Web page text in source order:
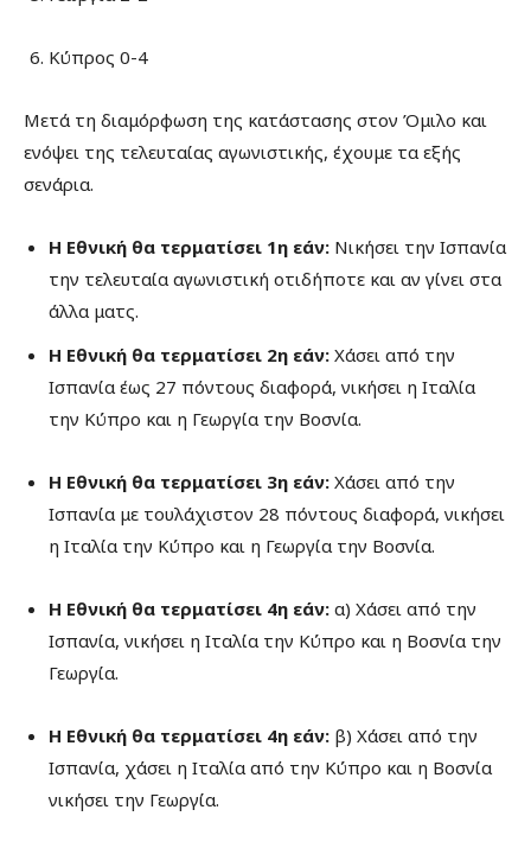
Κύπρος 0-4
Μετά τη διαμόρφωση της κατάστασης στον Όμιλο και
ενόψει της τελευταίας αγωνιστικής, έχουμε τα εξής
σενάρια.
Η Εθνική θα τερματίσει 1η εάν: Νικήσει την Ισπανία
την τελευταία αγωνιστική οτιδήποτε και αν γίνει στα
άλλα ματς.
Η Εθνική θα τερματίσει 2η εάν: Χάσει από την
Ισπανία έως 27 πόντους διαφορά, νικήσει η Ιταλία
την Κύπρο και η Γεωργία την Βοσνία.
Η Εθνική θα τερματίσει 3η εάν: Χάσει από την
Ισπανία με τουλάχιστον 28 πόντους διαφορά, νικήσει
η Ιταλία την Κύπρο και η Γεωργία την Βοσνία.
Η Εθνική θα τερματίσει 4η εάν: α) Χάσει από την
Ισπανία, νικήσει η Ιταλία την Κύπρο και η Βοσνία την
Γεωργία.
Η Εθνική θα τερματίσει 4η εάν: β) Χάσει από την
Ισπανία, χάσει η Ιταλία από την Κύπρο και η Βοσνία
νικήσει την Γεωργία.